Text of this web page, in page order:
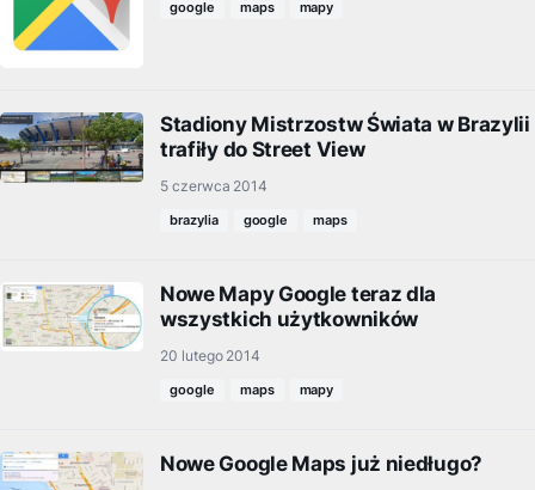
google maps mapy
Stadiony Mistrzostw Świata w Brazylii
trafiły do Street View
5 czerwca 2014
brazylia google maps
Nowe Mapy Google teraz dla
wszystkich użytkowników
20 lutego 2014
google maps mapy
Nowe Google Maps już niedługo?